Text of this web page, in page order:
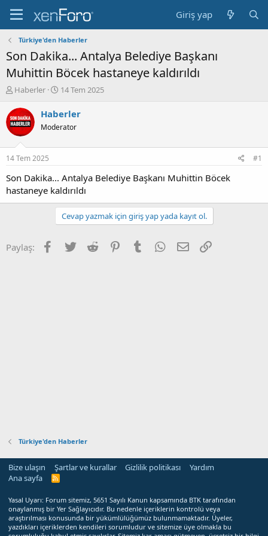
Giriş yap
Türkiye'den Haberler
Son Dakika... Antalya Belediye Başkanı
Muhittin Böcek hastaneye kaldırıldı
K
n
b
u
u
b
a
l
Haberler
B
ş
a
ç
t
a
r
14 Tem 2025
Haberler
Moderator
14 Tem 2025 #1
Son Dakika... Antalya Belediye Başkanı Muhittin Böcek
hastaneye kaldırıldı
Cevap yazmak için giriş yap yada kayıt ol.
Paylaş: Facebook
Twitter Reddit PinterestTumblr WhatsApp
E-posta
Türkiye'den Haberler
Bize ulaşın Şartlar ve kurallar Gizlilik politikası
Yardım
Ana sayfa
R
Yasal Uyarı: Forum sitemiz, 5651 Sayılı Kanun kapsamında BTK tarafından
onaylanmış bir Yer Sağlayıcıdır. Bu nedenle içeriklerin kontrolü veya
araştırılması konusunda bir yükümlülüğümüz bulunmamaktadır. Üyeler,
yazdıkları içeriklerden kendileri sorumludur ve sitemize üye olmakla bu